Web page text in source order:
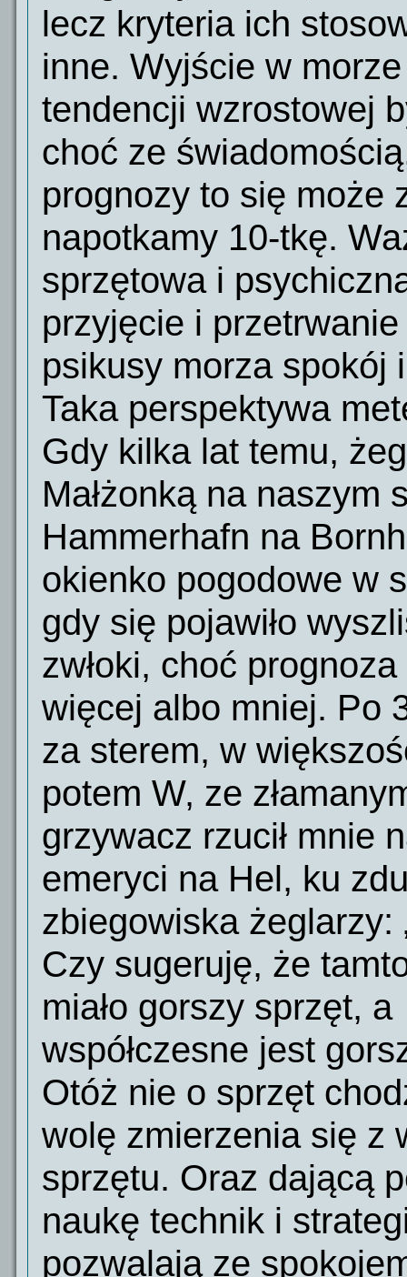
lecz kryteria ich
inne. Wyjście w
tendencji wzrostowej
choć ze
prognozy to się może
napotkamy 10-tkę.
sprzętowa i
przyjęcie i
psikusy morza spokój
Taka perspektywa
Gdy kilka lat temu,
Małżonką na naszym
Hammerhafn na
okienko pogodowe w
gdy się pojawiło
zwłoki, choć
więcej albo mniej. Po
za sterem, w
potem W, ze
grzywacz rzucił mnie
emeryci na Hel, ku
zbiegowiska żeglarzy:
Czy sugeruję, że
miało gorszy sprzęt, a
współczesne jest
Otóż nie o sprzęt
wolę zmierzenia się z
sprzętu. Oraz dającą
naukę technik i
pozwalają ze